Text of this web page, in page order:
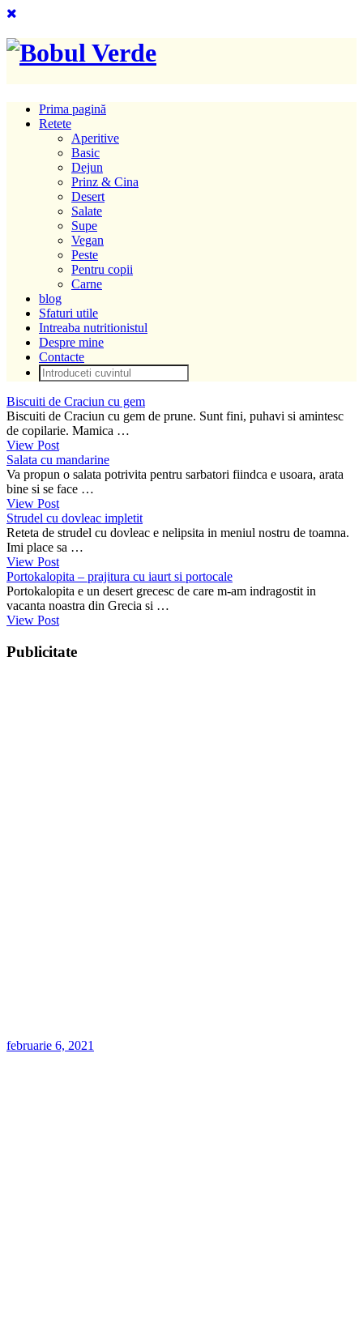
Prima pagină
Retete
Aperitive
Basic
Dejun
Prinz & Cina
Desert
Salate
Supe
Vegan
Peste
Pentru copii
Carne
blog
Sfaturi utile
Intreaba nutritionistul
Despre mine
Contacte
Biscuiti de Craciun cu gem
Biscuiti de Craciun cu gem de prune. Sunt fini, puhavi si amintesc
de copilarie. Mamica …
View Post
Salata cu mandarine
Va propun o salata potrivita pentru sarbatori fiindca e usoara, arata
bine si se face …
View Post
Strudel cu dovleac impletit
Reteta de strudel cu dovleac e nelipsita in meniul nostru de toamna.
Imi place sa …
View Post
Portokalopita – prajitura cu iaurt si portocale
Portokalopita e un desert grecesc de care m-am indragostit in
vacanta noastra din Grecia si …
View Post
Publicitate
februarie 6, 2021